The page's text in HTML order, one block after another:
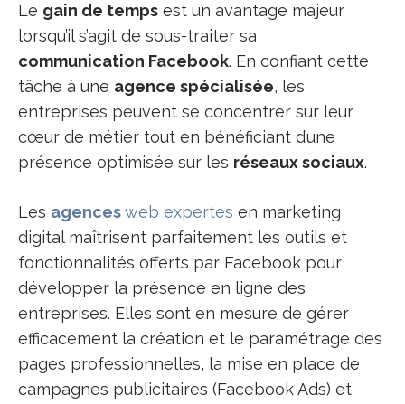
Le gain de temps est un avantage majeur
lorsqu’il s’agit de sous-traiter sa
communication Facebook. En confiant cette
tâche à une agence spécialisée, les
entreprises peuvent se concentrer sur leur
cœur de métier tout en bénéficiant d’une
présence optimisée sur les réseaux sociaux.
Les agencesweb expertes en marketing
digital maîtrisent parfaitement les outils et
fonctionnalités offerts par Facebook pour
développer la présence en ligne des
entreprises. Elles sont en mesure de gérer
efficacement la création et le paramétrage des
pages professionnelles, la mise en place de
campagnes publicitaires (Facebook Ads) et